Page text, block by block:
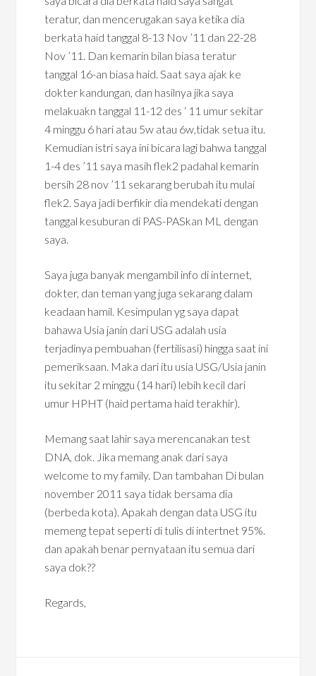
teratur, dan mencerugakan saya ketika dia
berkata haid tanggal 8-13 Nov ’11 dan 22-28
Nov ’11. Dan kemarin bilan biasa teratur
tanggal 16-an biasa haid. Saat saya ajak ke
dokter kandungan, dan hasilnya jika saya
melakuakn tanggal 11-12 des ‘ 11 umur sekitar
4 minggu 6 hari atau 5w atau 6w,tidak setua itu.
Kemudian istri saya ini bicara lagi bahwa tanggal
1-4 des ’11 saya masih flek2 padahal kemarin
bersih 28 nov ’11 sekarang berubah itu mulai
flek2. Saya jadi berfikir dia mendekati dengan
tanggal kesuburan di PAS-PASkan ML dengan
saya.
Saya juga banyak mengambil info di internet,
dokter, dan teman yang juga sekarang dalam
keadaan hamil. Kesimpulan yg saya dapat
bahawa Usia janin dari USG adalah usia
terjadinya pembuahan (fertilisasi) hingga saat ini
pemeriksaan. Maka dari itu usia USG/Usia janin
itu sekitar 2 minggu (14 hari) lebih kecil dari
umur HPHT (haid pertama haid terakhir).
Memang saat lahir saya merencanakan test
DNA, dok. Jika memang anak dari saya
welcome to my family. Dan tambahan Di bulan
november 2011 saya tidak bersama dia
(berbeda kota). Apakah dengan data USG itu
memeng tepat seperti di tulis di intertnet 95%.
dan apakah benar pernyataan itu semua dari
saya dok??
Regards,